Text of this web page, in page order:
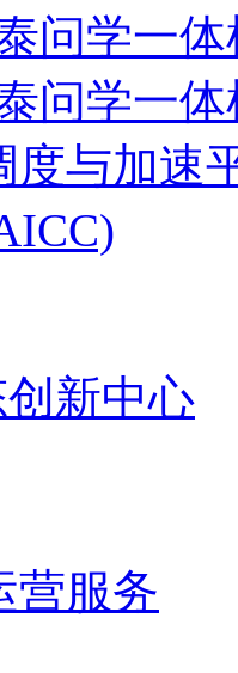
问学一体
问学一体
度与加速
新中心
营服务